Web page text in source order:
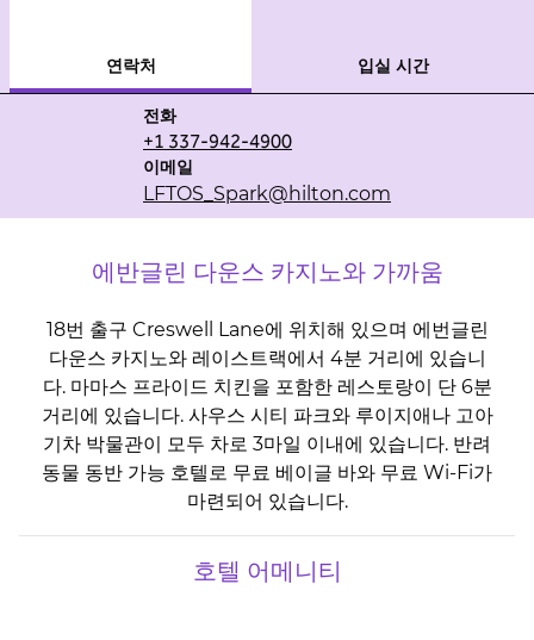
연락처
입실 시간
전화
전화
+1 337-942-4900
이메일
이메일
LFTOS_Spark@hilton.com
에반글린 다운스 카지노와 가까움
18번 출구 Creswell Lane에 위치해 있으며 에번글린
다운스 카지노와 레이스트랙에서 4분 거리에 있습니
다. 마마스 프라이드 치킨을 포함한 레스토랑이 단 6분
거리에 있습니다. 사우스 시티 파크와 루이지애나 고아
기차 박물관이 모두 차로 3마일 이내에 있습니다. 반려
동물 동반 가능 호텔로 무료 베이글 바와 무료 Wi-Fi가
마련되어 있습니다.
호텔 어메니티